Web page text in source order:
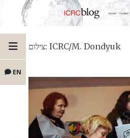
EN
צילום: ICRC/M. Dondyuk